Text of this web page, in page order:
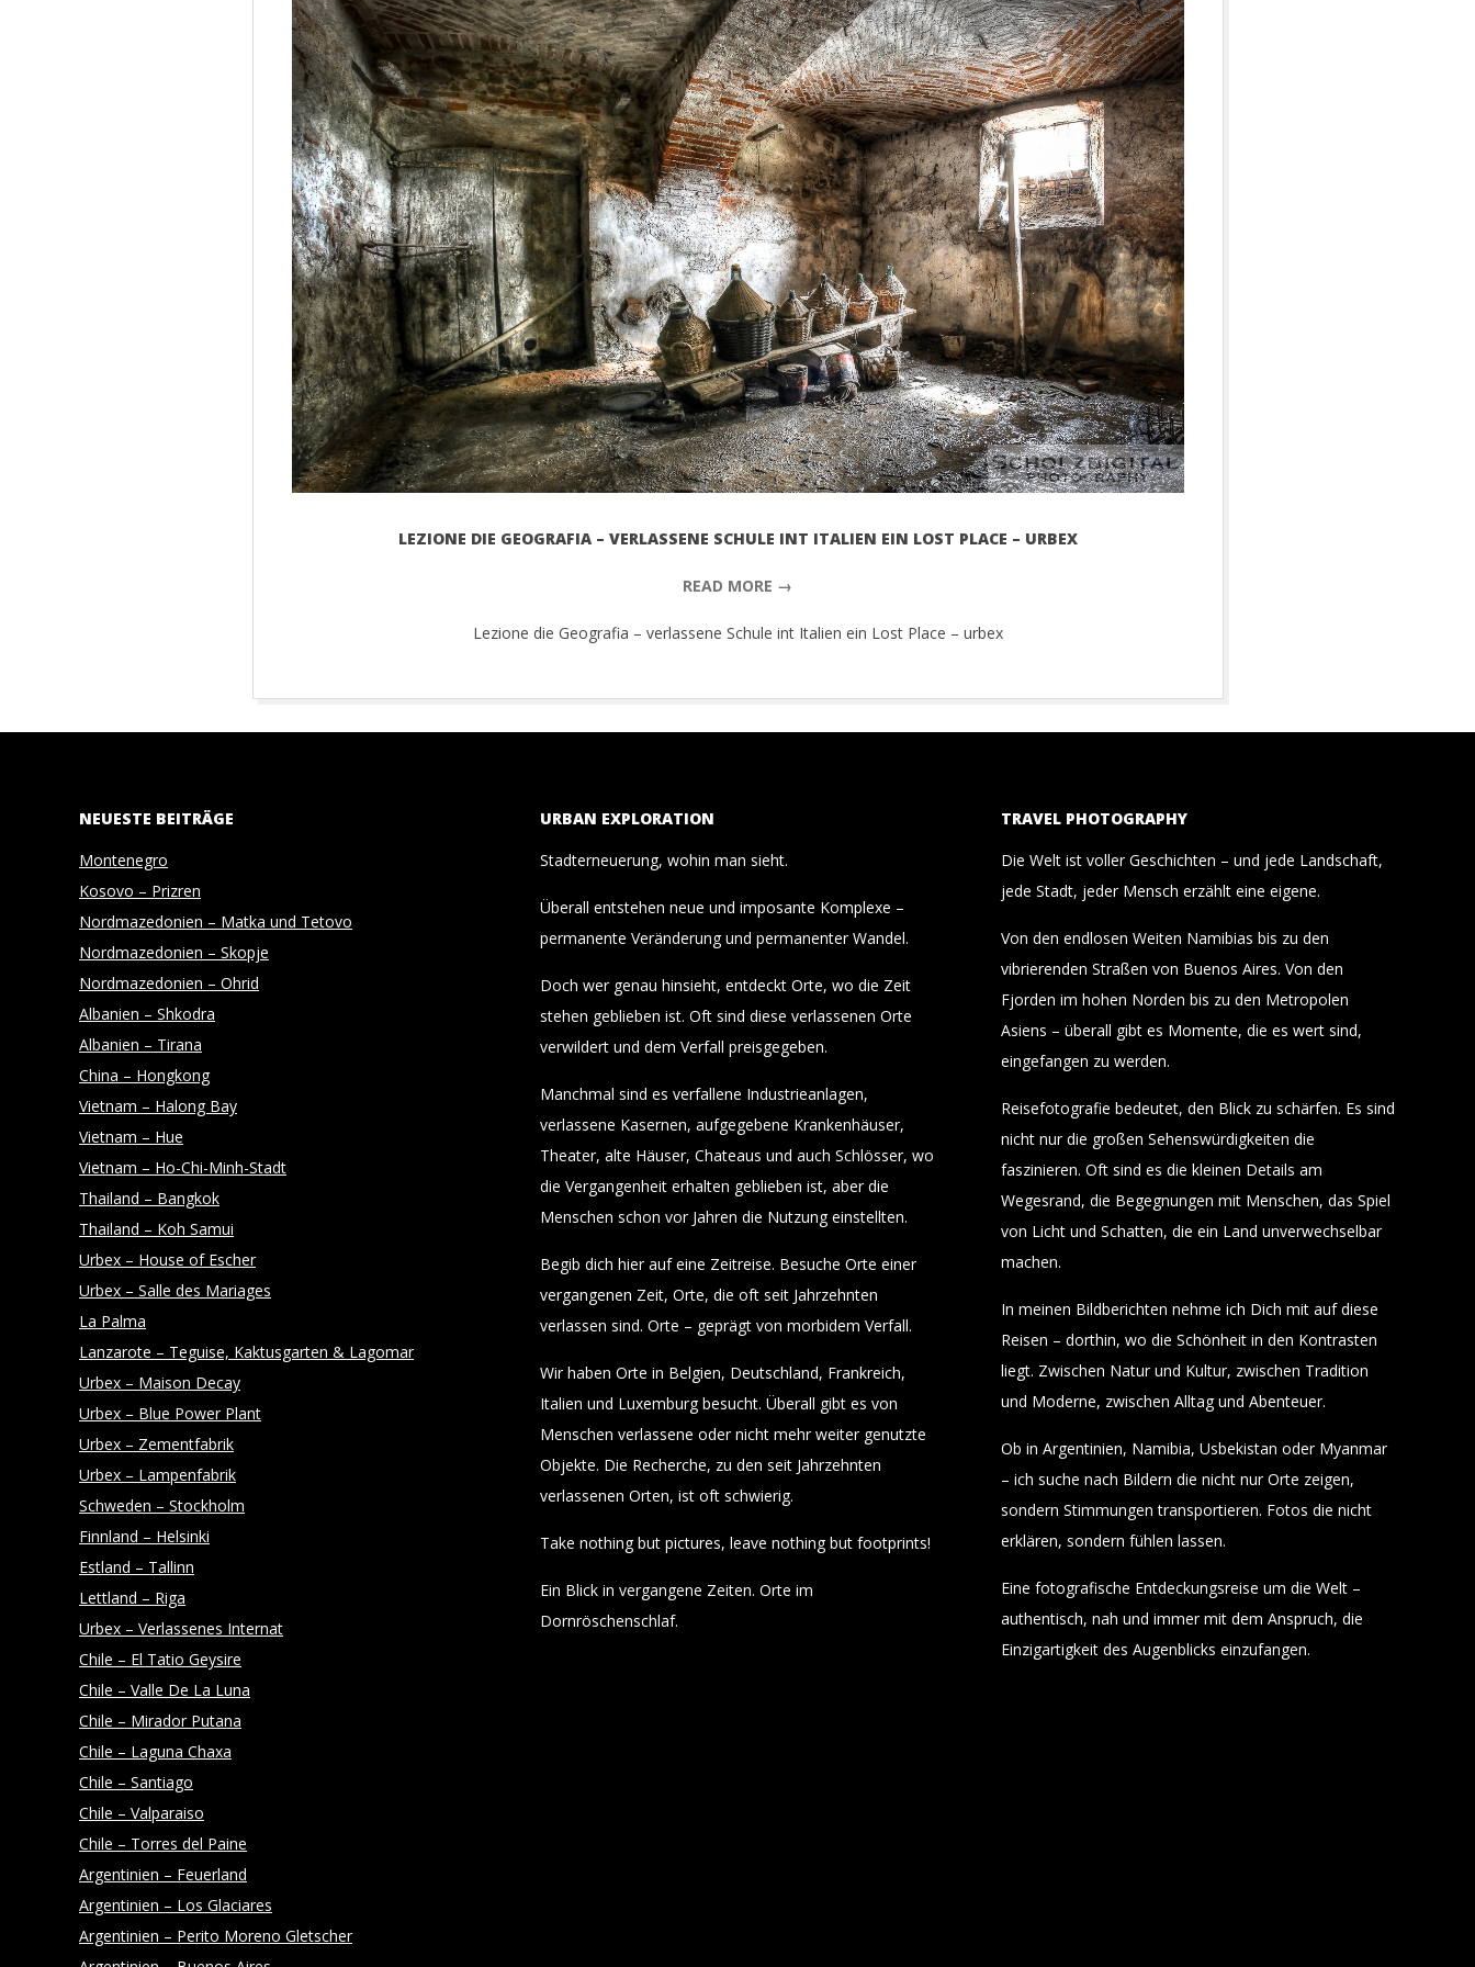
G
R
A
P
H
Y
LEZIONE DIE GEOGRAFIA – VERLASSENE SCHULE INT ITALIEN EIN LOST PLACE – URBEX
READ MORE →
Lezione die Geografia – verlassene Schule int Italien ein Lost Place – urbex
NEUESTE BEITRÄGE
Montenegro
Kosovo – Prizren
Nordmazedonien – Matka und Tetovo
Nordmazedonien – Skopje
Nordmazedonien – Ohrid
Albanien – Shkodra
Albanien – Tirana
China – Hongkong
Vietnam – Halong Bay
Vietnam – Hue
Vietnam – Ho-Chi-Minh-Stadt
Thailand – Bangkok
Thailand – Koh Samui
Urbex – House of Escher
Urbex – Salle des Mariages
La Palma
Lanzarote – Teguise, Kaktusgarten & Lagomar
Urbex – Maison Decay
Urbex – Blue Power Plant
Urbex – Zementfabrik
Urbex – Lampenfabrik
Schweden – Stockholm
Finnland – Helsinki
Estland – Tallinn
Lettland – Riga
Urbex – Verlassenes Internat
Chile – El Tatio Geysire
Chile – Valle De La Luna
Chile – Mirador Putana
Chile – Laguna Chaxa
Chile – Santiago
Chile – Valparaiso
Chile – Torres del Paine
Argentinien – Feuerland
Argentinien – Los Glaciares
Argentinien – Perito Moreno Gletscher
URBAN EXPLORATION
Stadterneuerung, wohin man sieht.
Überall entstehen neue und imposante Komplexe –
permanente Veränderung und permanenter Wandel.
Doch wer genau hinsieht, entdeckt Orte, wo die Zeit
stehen geblieben ist. Oft sind diese verlassenen Orte
verwildert und dem Verfall preisgegeben.
Manchmal sind es verfallene Industrieanlagen,
verlassene Kasernen, aufgegebene Krankenhäuser,
Theater, alte Häuser, Chateaus und auch Schlösser, wo
die Vergangenheit erhalten geblieben ist, aber die
Menschen schon vor Jahren die Nutzung einstellten.
Begib dich hier auf eine Zeitreise. Besuche Orte einer
vergangenen Zeit, Orte, die oft seit Jahrzehnten
verlassen sind. Orte – geprägt von morbidem Verfall.
Wir haben Orte in Belgien, Deutschland, Frankreich,
Italien und Luxemburg besucht. Überall gibt es von
Menschen verlassene oder nicht mehr weiter genutzte
Objekte. Die Recherche, zu den seit Jahrzehnten
verlassenen Orten, ist oft schwierig.
Take nothing but pictures, leave nothing but footprints!
Ein Blick in vergangene Zeiten. Orte im
Dornröschenschlaf.
TRAVEL PHOTOGRAPHY
Die Welt ist voller Geschichten – und jede Landschaft,
jede Stadt, jeder Mensch erzählt eine eigene.
Von den endlosen Weiten Namibias bis zu den
vibrierenden Straßen von Buenos Aires. Von den
Fjorden im hohen Norden bis zu den Metropolen
Asiens – überall gibt es Momente, die es wert sind,
eingefangen zu werden.
Reisefotografie bedeutet, den Blick zu schärfen. Es sind
nicht nur die großen Sehenswürdigkeiten die
faszinieren. Oft sind es die kleinen Details am
Wegesrand, die Begegnungen mit Menschen, das Spiel
von Licht und Schatten, die ein Land unverwechselbar
machen.
In meinen Bildberichten nehme ich Dich mit auf diese
Reisen – dorthin, wo die Schönheit in den Kontrasten
liegt. Zwischen Natur und Kultur, zwischen Tradition
und Moderne, zwischen Alltag und Abenteuer.
Ob in Argentinien, Namibia, Usbekistan oder Myanmar
– ich suche nach Bildern die nicht nur Orte zeigen,
sondern Stimmungen transportieren. Fotos die nicht
erklären, sondern fühlen lassen.
Eine fotografische Entdeckungsreise um die Welt –
authentisch, nah und immer mit dem Anspruch, die
Einzigartigkeit des Augenblicks einzufangen.